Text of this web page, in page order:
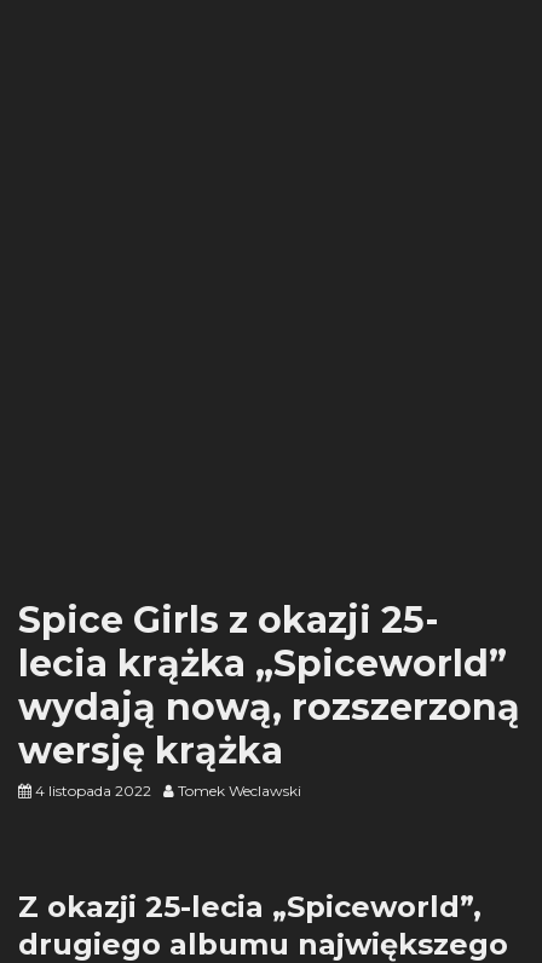
Spice Girls z okazji 25-
lecia krążka „Spiceworld”
wydają nową, rozszerzoną
wersję krążka
4 listopada 2022 Tomek Weclawski
Z okazji 25-lecia „Spiceworld”,
drugiego albumu największego